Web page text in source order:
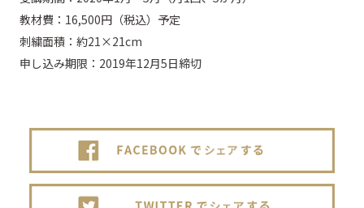
教材費：16,500円（税込）予定
刺繍面積：約21×21cm
申し込み期限：2019年12月5日締切